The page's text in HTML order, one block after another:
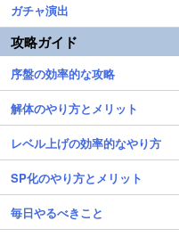
ガチャ演出
攻略ガイド
序盤の効率的な攻略
解体のやり方とメリット
レベル上げの効率的なやり方
SP化のやり方とメリット
毎日やるべきこと